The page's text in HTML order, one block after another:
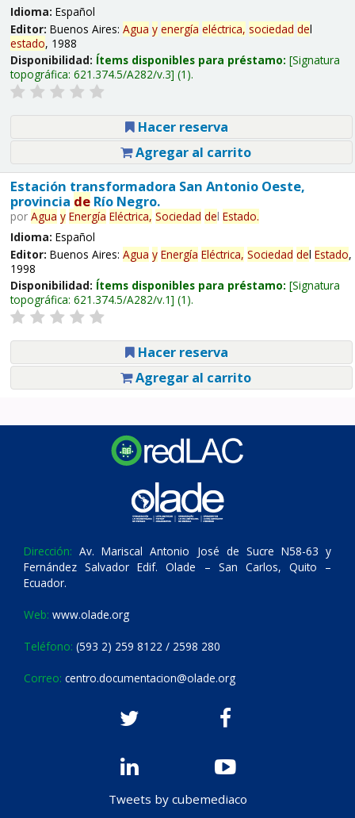
Idioma: Español
Editor: Buenos Aires: Agua y energía eléctrica, sociedad del
estado, 1988
Disponibilidad: Ítems disponibles para préstamo: Signatura
topográfica: 621.374.5/A282/v.3 (1).
Hacer reserva
Agregar al carrito
Estación transformadora San Antonio Oeste,
provincia deRío Negro.
por Agua y Energía Eléctrica, Sociedad del Estado.
Idioma: Español
Editor: Buenos Aires: Agua y Energía Eléctrica, Sociedad del Estado,
1998
Disponibilidad: Ítems disponibles para préstamo: Signatura
topográfica: 621.374.5/A282/v.1 (1).
Hacer reserva
Agregar al carrito
Dirección: Av. Mariscal Antonio José de Sucre N58-63 y
Fernández Salvador Edif. Olade – San Carlos, Quito –
Ecuador.
Web: www.olade.org
Teléfono: (593 2) 259 8122 / 2598 280
Correo: centro.documentacion@olade.org
Tweets by cubemediaco